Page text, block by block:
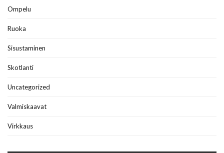
Ompelu
Ruoka
Sisustaminen
Skotlanti
Uncategorized
Valmiskaavat
Virkkaus